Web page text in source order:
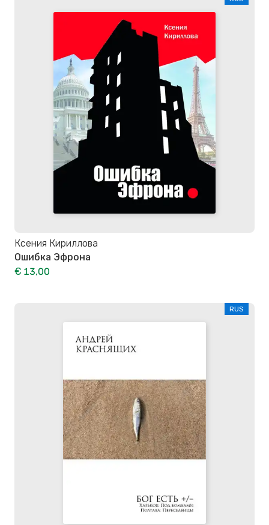
Ксения Кириллова
Ошибка Эфрона
€ 13,00
RUS